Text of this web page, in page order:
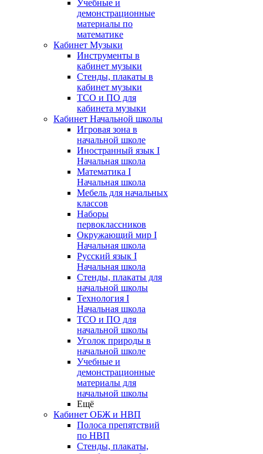
Учебные и
демонстрационные
материалы по
математике
Кабинет Музыки
Инструменты в
кабинет музыки
Стенды, плакаты в
кабинет музыки
ТСО и ПО для
кабинета музыки
Кабинет Начальной школы
Игровая зона в
начальной школе
Иностранный язык I
Начальная школа
Математика I
Начальная школа
Мебель для начальных
классов
Наборы
первоклассников
Окружающий мир I
Начальная школа
Русский язык I
Начальная школа
Стенды, плакаты для
начальной школы
Технология I
Начальная школа
ТСО и ПО для
начальной школы
Уголок природы в
начальной школе
Учебные и
демонстрационные
материалы для
начальной школы
Ещё
Кабинет ОБЖ и НВП
Полоса препятствий
по НВП
Стенды, плакаты,